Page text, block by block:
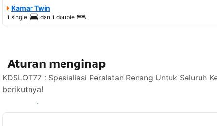
Kamar Twin
1 single dan 1 double
Aturan menginap
KDSLOT77 : Spesialiasi Peralatan Renang Untuk Seluruh
berikutnya!
Lihat ketersediaan